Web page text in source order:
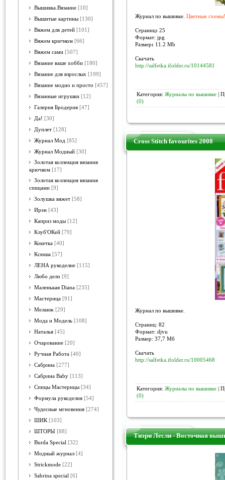
Вышивка.Вязание [10]
Вышитые картины [130]
Вяжем для детей [101]
Вяжем крючком [66]
Вяжем сами [507]
Вязание ваше хобби [180]
Вязание для взрослых [199]
Вязание модно и просто [457]
Вязанные игрушки [12]
Галерия Бродерия [47]
Да! [30]
Дуплет [128]
Журнал Мод [85]
Журнал Модный [30]
Золотая коллекция вязания
крючком [17]
Золотая коллекция вязания
спицами [9]
Золушка вяжет [58]
Ирэн [43]
Каприз моды [12]
Клуб'ОКей [79]
Кокетка [40]
Ксюша [57]
ЛЕНА рукоделие [115]
Любо дело [9]
Маленькая Diana [235]
Мастерица [91]
Меланж [29]
Мода и Модель [108]
Наталья [45]
Очарование [20]
Ручная Работа [40]
Сабрина [277]
Сабрина Baby [113]
Спицы Мастерицы [34]
Формула рукоделия [54]
Чудесные мгновения [274]
ШИК [103]
ШТОРЫ [88]
Burda Special [32]
Модный журнал [4]
Strickmode [22]
Sabrina special [6]
Журнал по вышивке. Цветные
Страниц: 25
Формат: jpg
Размер: 11.2 Mb
Скачать
http://salfetka.ifolder.ru/10144581
Категория: Журналы по вышивке |
(0)
Cross Stitch favourites 2008
Журнал по вышивке.
Страниц: 82
Формат: djvu
Размер: 37,7 Мб
Скачать
http://salfetka.ifolder.ru/10005468
Категория: Журналы по вышивке |
(0)
Тиэри Лесли - Восточная